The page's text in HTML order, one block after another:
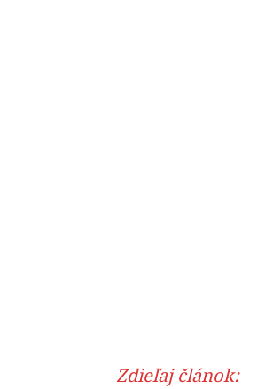
Zdieľaj článok: